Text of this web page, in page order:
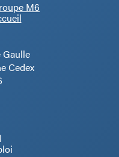
M6
Gaulle
Cedex